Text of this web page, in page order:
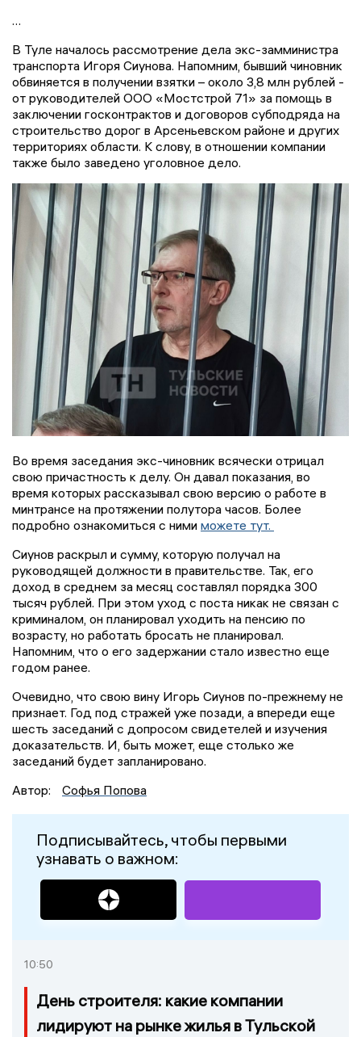
…
В Туле началось рассмотрение дела экс-замминистра
транспорта Игоря Сиунова. Напомним, бывший чиновник
обвиняется в получении взятки – около 3,8 млн рублей -
от руководителей ООО «Мостстрой 71» за помощь в
заключении госконтрактов и договоров субподряда на
строительство дорог в Арсеньевском районе и других
территориях области. К слову, в отношении компании
также было заведено уголовное дело.
Во время заседания экс-чиновник всячески отрицал
свою причастность к делу. Он давал показания, во
время которых рассказывал свою версию о работе в
минтрансе на протяжении полутора часов. Более
подробно ознакомиться с ними можете тут.
Сиунов раскрыл и сумму, которую получал на
руководящей должности в правительстве. Так, его
доход в среднем за месяц составлял порядка 300
тысяч рублей. При этом уход с поста никак не связан с
криминалом, он планировал уходить на пенсию по
возрасту, но работать бросать не планировал.
Напомним, что о его задержании стало известно еще
годом ранее.
Очевидно, что свою вину Игорь Сиунов по-прежнему не
признает. Год под стражей уже позади, а впереди еще
шесть заседаний с допросом свидетелей и изучения
доказательств. И, быть может, еще столько же
заседаний будет запланировано.
Автор:
Софья Попова
Подписывайтесь, чтобы первыми
узнавать о важном:
10:50
День строителя: какие компании
лидируют на рынке жилья в Тульской